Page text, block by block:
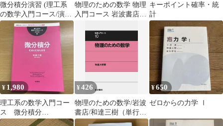
微分積分演習 (理工系
の数学入門コース/演習
(1))
物理のための数学 物理
入門コース 岩波書店
キーポイント確率・統
計
¥ 1,980
理工系の数学入門コー
ス 微分積分
CALCULUS
¥426
物理のための数学/岩波
書店/和達三樹（単行
本）
¥650
ゼロからの力学 Ⅰ